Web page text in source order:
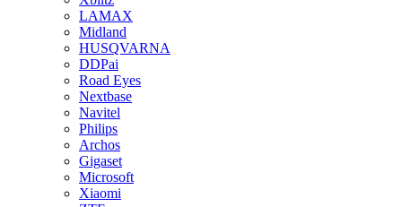
LAMAX
Midland
HUSQVARNA
DDPai
Road Eyes
Nextbase
Navitel
Philips
Archos
Gigaset
Microsoft
Xiaomi